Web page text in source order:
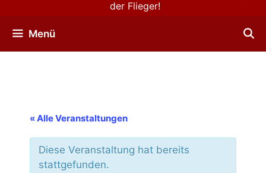
der Flieger!
Menü
« Alle Veranstaltungen
Diese Veranstaltung hat bereits
stattgefunden.